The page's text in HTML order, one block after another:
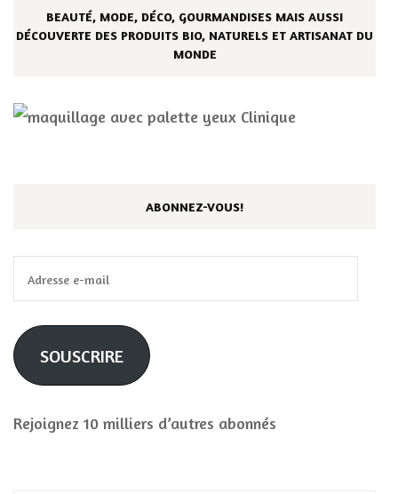
BEAUTÉ, MODE, DÉCO, GOURMANDISES MAIS AUSSI
DÉCOUVERTE DES PRODUITS BIO, NATURELS ET ARTISANAT DU
MONDE
ABONNEZ-VOUS!
e-
mail
SOUSCRIRE
Rejoignez 10 milliers d’autres abonnés